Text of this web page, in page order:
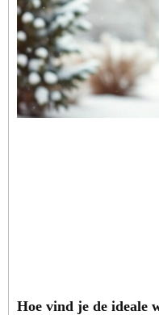
Hoe vind je de ideale